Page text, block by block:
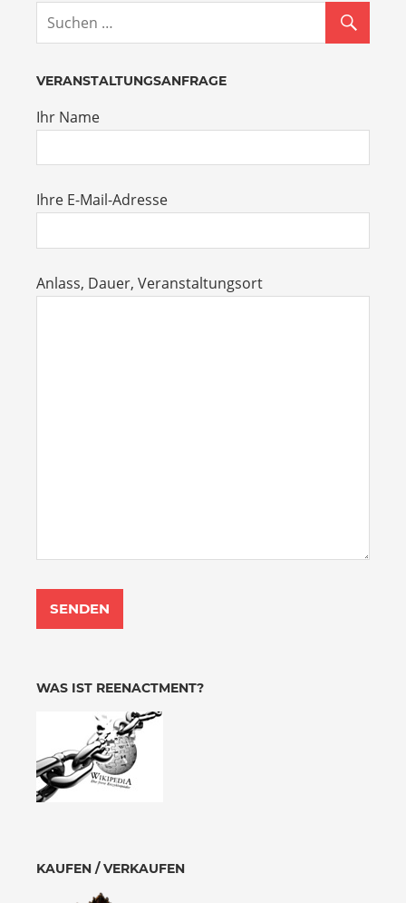
VERANSTALTUNGSANFRAGE
Ihr Name
Ihre E-Mail-Adresse
Anlass, Dauer, Veranstaltungsort
WAS IST REENACTMENT?
KAUFEN / VERKAUFEN